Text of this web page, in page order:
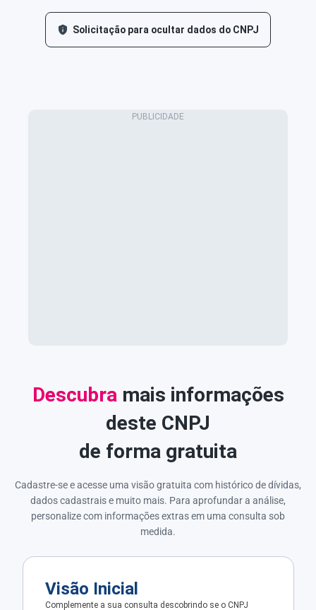
Solicitação para ocultar dados do CNPJ
Descubra mais informações
deste CNPJ
de forma gratuita
Cadastre-se e acesse uma visão gratuita com histórico de dívidas,
dados cadastrais e muito mais. Para aprofundar a análise,
personalize com informações extras em uma consulta sob
medida.
Visão Inicial
Complemente a sua consulta descobrindo se o CNPJ